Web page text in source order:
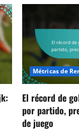
Métricas de
El récord de
por partido,
de juego